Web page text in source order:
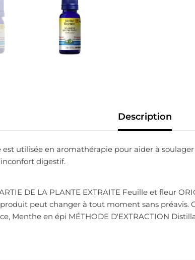
Description
est utilisée en aromathérapie pour aider à
digestif.
DE LA PLANTE EXTRAITE Feuille et fleur
peut changer à tout moment sans préavis.
Menthe en épi MÉTHODE D'EXTRACTION